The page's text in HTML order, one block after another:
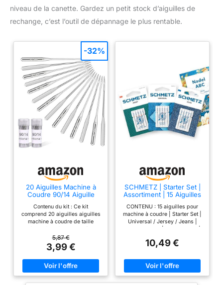
niveau de la canette. Gardez un petit stock d’aiguilles de
rechange, c’est l’outil de dépannage le plus rentable.
20 Aiguilles Machine à
Coudre 90/14 Aiguille
Universelle Machine à
Coudre
Contenu du kit : Ce kit
comprend 20 aiguilles aiguilles
machine à coudre de taille
90/14, 2 étuis à aiguilles (pour
ranger toutes les aiguilles) et un
manuel d'utilisation Matériaux
de qualité supérieure :
Extrêmement pointues, les
aiguilles aiguille machine a
coudre jean garantissent une
couture nette et précise sans
5,87 €
3,99 €
-32%
SCHMETZ | Starter Set |
Assortiment | 15 Aiguilles
pour machine à coudre
CONTENU : 15 aiguilles pour
machine à coudre | Starter Set |
Universal / Jersey / Jeans |
avec talon plat | assortiments |
Aiguilles Jersey (2x 70/10, 2x
Aiguilles Jeans (2x 90/14, 2x
100/16, 1x 110/18) | Livré dans
une boîte de rangement pour
aiguilles pour machine à coudre
10,49 €